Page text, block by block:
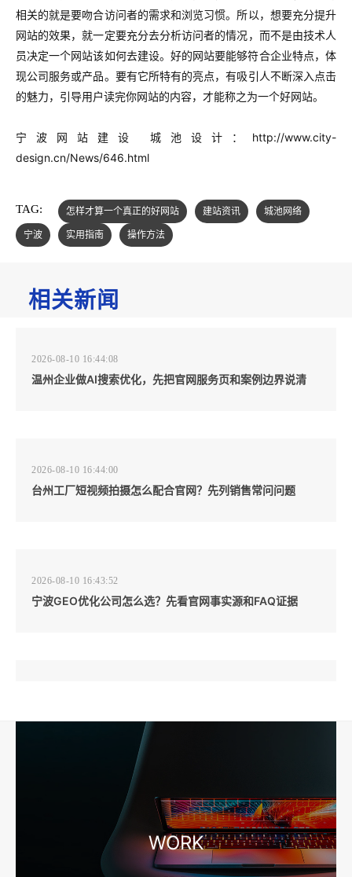
相关的就是要吻合访问者的需求和浏览习惯。所以，想要充分提升
网站的效果，就一定要充分去分析访问者的情况，而不是由技术人
员决定一个网站该如何去建设。 好的网站要能够符合企业特点，体
现公司服务或产品。要有它所特有的亮点，有吸引人不断深入点击
的魅力，引导用户读完你网站的内容，才能称之为一个好网站。
宁波网站建设 城池设计： http://www.city-
design.cn/News/646.html
TAG: 怎样才算一个真正的好网站 建站资讯
城池网络
宁波
实用指南 操作方法
相关新闻
2026-08-10 16:44:08
温州企业做AI搜索优化，先把官网服务页和案例边界说清
2026-08-10 16:44:00
台州工厂短视频拍摄怎么配合官网？先列销售常问问题
2026-08-10 16:43:52
宁波GEO优化公司怎么选？先看官网事实源和FAQ证据
宁波外贸网站建设怎么做？产品目录和询盘字段先定
WORK